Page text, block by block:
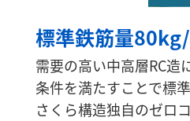
標準鉄筋量
需要の高い中高層RC造
条件を満たすことで標
さくら構造独自のゼロ